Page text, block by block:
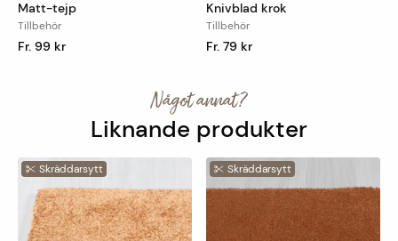
Matt-tejp
Tillbehör
Fr. 99 kr
Knivblad krok
Tillbehör
Fr. 79 kr
Något annat?
Liknande produkter
Skräddarsytt Skräddarsytt